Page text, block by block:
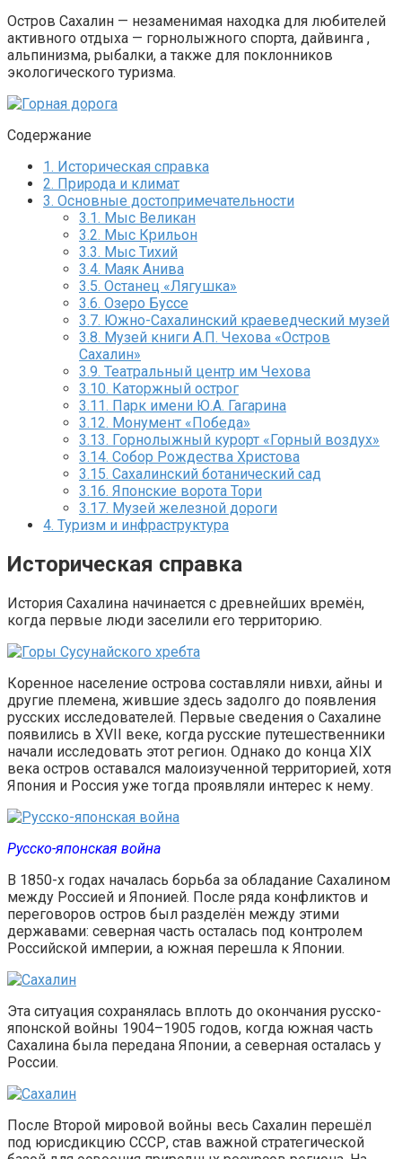
Остров Сахалин — незаменимая находка для любителей
активного отдыха — горнолыжного спорта, дайвинга ,
альпинизма, рыбалки, а также для поклонников
экологического туризма.
Содержание
1. Историческая справка
2. Природа и климат
3. Основные достопримечательности
3.1. Мыс Великан
3.2. Мыс Крильон
3.3. Мыс Тихий
3.4. Маяк Анива
3.5. Останец «Лягушка»
3.6. Озеро Буссе
3.7. Южно-Сахалинский краеведческий музей
3.8. Музей книги А.П. Чехова «Остров
Сахалин»
3.9. Театральный центр им Чехова
3.10. Каторжный острог
3.11. Парк имени Ю.А. Гагарина
3.12. Монумент «Победа»
3.13. Горнолыжный курорт «Горный воздух»
3.14. Собор Рождества Христова
3.15. Сахалинский ботанический сад
3.16. Японские ворота Тори
3.17. Музей железной дороги
4. Туризм и инфраструктура
Историческая справка
История Сахалина начинается с древнейших времён,
когда первые люди заселили его территорию.
Коренное население острова составляли нивхи, айны и
другие племена, жившие здесь задолго до появления
русских исследователей. Первые сведения о Сахалине
появились в XVII веке, когда русские путешественники
начали исследовать этот регион. Однако до конца XIX
века остров оставался малоизученной территорией, хотя
Япония и Россия уже тогда проявляли интерес к нему.
Русско-японская война
В 1850-х годах началась борьба за обладание Сахалином
между Россией и Японией. После ряда конфликтов и
переговоров остров был разделён между этими
державами: северная часть осталась под контролем
Российской империи, а южная перешла к Японии.
Эта ситуация сохранялась вплоть до окончания русско-
японской войны 1904–1905 годов, когда южная часть
Сахалина была передана Японии, а северная осталась у
России.
После Второй мировой войны весь Сахалин перешёл
под юрисдикцию СССР, став важной стратегической